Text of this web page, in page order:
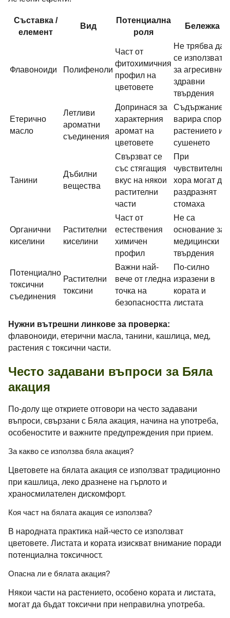
Съставка /
елемент
Вид
Потенциална
роля
Бележка
Флавоноиди Полифеноли
Част от
фитохимичния
профил на
цветовете
Не трябва да
се използват
за агресивни
здравни
твърдения
Етерично
масло
Летливи
ароматни
съединения
Допринася за
характерния
аромат на
цветовете
варира според
растението и
сушенето
Танини
Дъбилни
вещества
Свързват се
със стягащия
вкус на някои
растителни
части
При
чувствителни
хора могат да
раздразнят
стомаха
Органични
киселини
Растителни
киселини
Част от
естествения
химичен
профил
Не са
основание за
медицински
твърдения
Потенциално
токсични
съединения
Растителни
токсини
Важни най-
вече от гледна
точка на
безопасността
По-силно
изразени в
кората и
листата
Нужни вътрешни линкове за проверка:
флавоноиди, етерични масла, танини, кашлица, мед,
растения с токсични части.
Често задавани въпроси за Бяла
акация
По-долу ще откриете отговори на често задавани
въпроси, свързани с Бяла акация, начина на употреба,
особеностите и важните предупреждения при прием.
За какво се използва бяла акация?
Цветовете на бялата акация се използват традиционно
при кашлица, леко дразнене на гърлото и
храносмилателен дискомфорт.
Коя част на бялата акация се използва?
В народната практика най-често се използват
цветовете. Листата и кората изискват внимание поради
потенциална токсичност.
Опасна ли е бялата акация?
Някои части на растението, особено кората и листата,
могат да бъдат токсични при неправилна употреба.